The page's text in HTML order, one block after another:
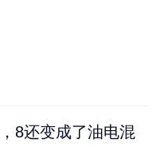
8还变成了油电混